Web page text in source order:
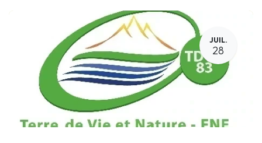
JUIL.
28